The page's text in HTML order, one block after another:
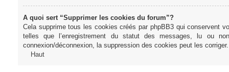
A quoi sert “Supprimer les cookies du forum”?
Cela supprime tous les cookies créés par phpBB3 qui conservent
telles que l’enregistrement du statut des messages, lu ou
connexion/déconnexion, la suppression des cookies peut les corriger.
Haut